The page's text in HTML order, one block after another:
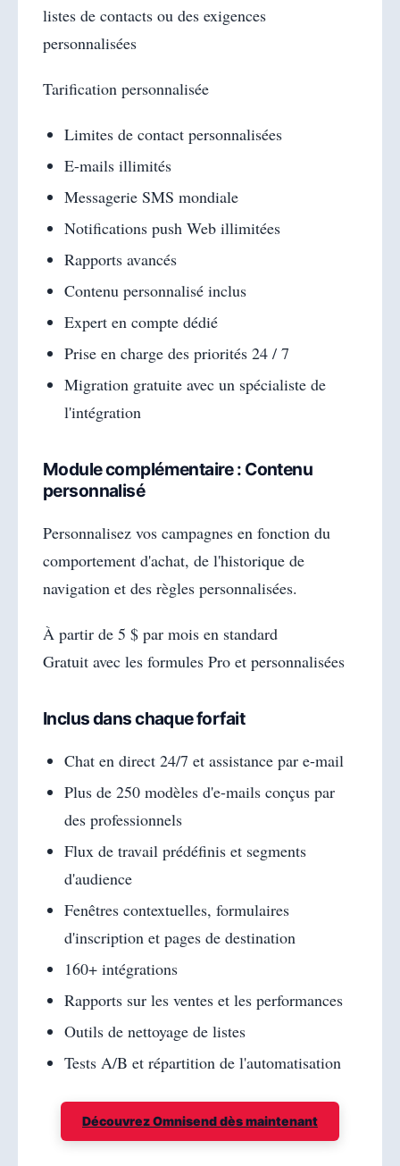
listes de contacts ou des exigences
personnalisées
Tarification personnalisée
Limites de contact personnalisées
E-mails illimités
Messagerie SMS mondiale
Notifications push Web illimitées
Rapports avancés
Contenu personnalisé inclus
Expert en compte dédié
Prise en charge des priorités 24 / 7
Migration gratuite avec un spécialiste de
l'intégration
Module complémentaire : Contenu
personnalisé
Personnalisez vos campagnes en fonction du
comportement d'achat, de l'historique de
navigation et des règles personnalisées.
À partir de 5 $ par mois en standard
Gratuit avec les formules Pro et personnalisées
Inclus dans chaque forfait
Chat en direct 24/7 et assistance par e-mail
Plus de 250 modèles d'e-mails conçus par
des professionnels
Flux de travail prédéfinis et segments
d'audience
Fenêtres contextuelles, formulaires
d'inscription et pages de destination
160+ intégrations
Rapports sur les ventes et les performances
Outils de nettoyage de listes
Tests A/B et répartition de l'automatisation
Découvrez Omnisend dès maintenant